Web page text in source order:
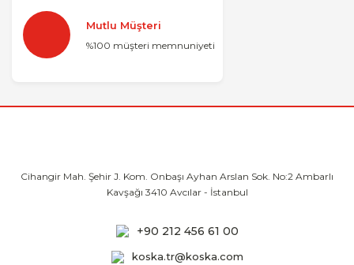
Mutlu Müşteri
%100 müşteri memnuniyeti
Cihangir Mah. Şehir J. Kom. Onbaşı Ayhan Arslan Sok. No:2 Ambarlı
Kavşağı 3410 Avcılar - İstanbul
+90 212 456 61 00
koska.tr@koska.com